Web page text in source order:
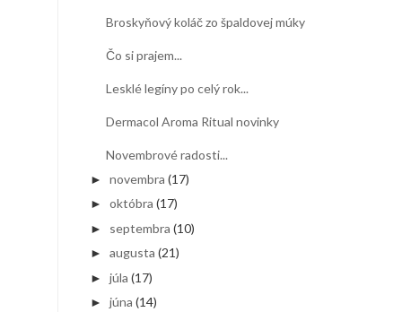
Broskyňový koláč zo špaldovej múky
Čo si prajem...
Lesklé legíny po celý rok...
Dermacol Aroma Ritual novinky
Novembrové radosti...
► novembra (17)
► októbra (17)
► septembra (10)
► augusta (21)
► júla (17)
► júna (14)